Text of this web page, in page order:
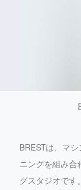
BRESTは、マ
ニングを組み合
グスタジオで